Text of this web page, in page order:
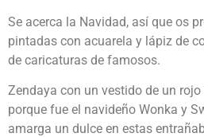
Se acerca la Navidad, así que os
pintadas con acuarela y lápiz de
de caricaturas de famosos.
Zendaya con un vestido de un
porque fue el navideño Wonka y
amarga un dulce en estas